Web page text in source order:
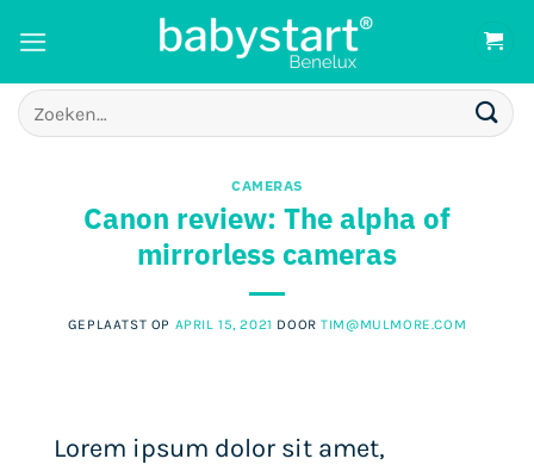
naar
Zoeken
naar:
CAMERAS
Canon review: The alpha of
mirrorless cameras
GEPLAATST OP APRIL 15, 2021 DOORTIM@MULMORE.COM
Lorem ipsum dolor sit amet,